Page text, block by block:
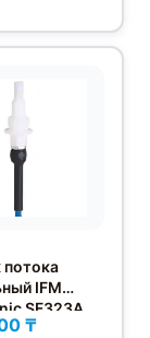
потока
IFM
SF323A
₸